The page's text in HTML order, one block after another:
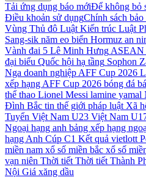
Tải ứng dụng báo mớiĐể không bỏ
Điều khoản sử dụngChính sách bảo
Vùng Thủ đô Luật Kiến trúc Luật
Sang-sik năm eo biển Hormuz an
Vành đai 5 Lê Minh Hưng ASEAN
đại biểu Quốc hội hạ tầng Sophon
Nga doanh nghiệp AFF Cup 2026
xếp hạng AFF Cup 2026 bóng đá
thể thao Lionel Messi lamine yamal
Đình Bắc tin thế giới pháp luật Xã
Tuyển Việt Nam U23 Việt Nam
Ngoại hạng anh bảng xếp hạng
hạng Anh Cúp C1 Kết quả vietlott
miền nam xổ số miền bắc xổ số
vạn niên Thời tiết Thời tiết Thành
Nội Giá xăng dầu